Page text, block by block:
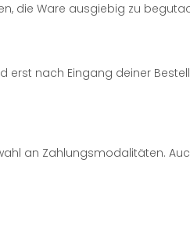
die Ware ausgiebig zu
erst nach Eingang deiner
an Zahlungsmodalitäten.